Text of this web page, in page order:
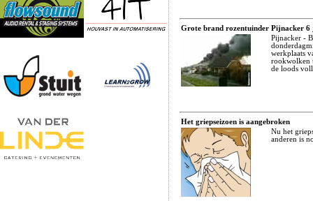
Grote brand rozentuinder Pijnacker 6
Pijnacker -
werkplaats
rookwolken
de loods
Het griepseizoen is aangebroken
Nu het
anderen is